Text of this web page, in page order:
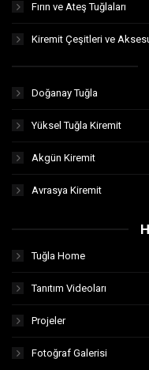
Fırın ve Ateş Tuğlaları
Kiremit Çeşitleri ve
Doğanay Tuğla
Yüksel Tuğla Kiremit
Akgün Kiremit
Avrasya Kiremit
Tuğla Home
Tanıtım Videoları
Projeler
Fotoğraf Galerisi